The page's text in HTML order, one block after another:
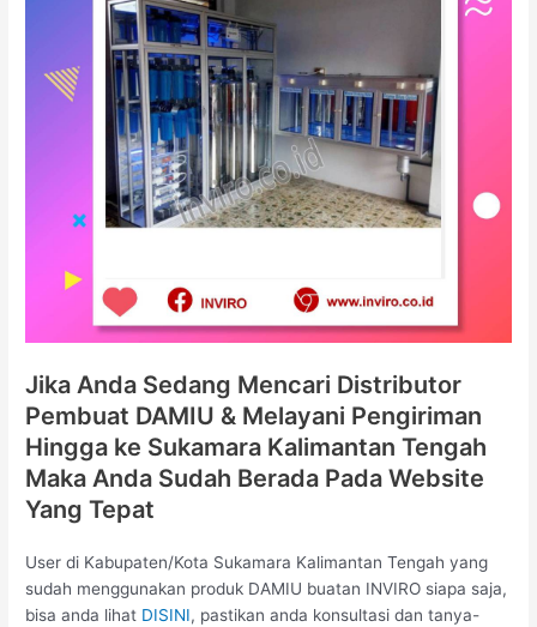
Jika Anda Sedang Mencari Distributor
Pembuat DAMIU & Melayani Pengiriman
Hingga ke Sukamara Kalimantan Tengah
Maka Anda Sudah Berada Pada Website
Yang Tepat
User di Kabupaten/Kota Sukamara Kalimantan Tengah yang
sudah menggunakan produk DAMIU buatan INVIRO siapa saja,
bisa anda lihat DISINI, pastikan anda konsultasi dan tanya-